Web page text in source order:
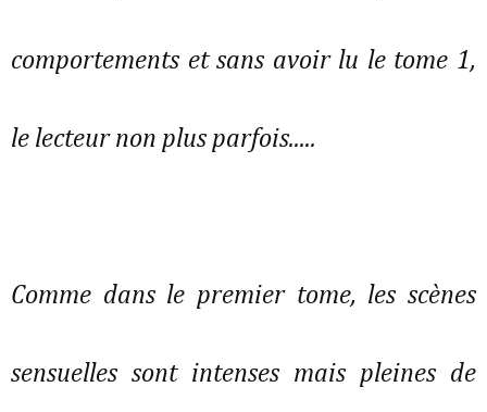
comportements et sans avoir lu le tome 1,
le lecteur non plus parfois.....
Comme dans le premier tome, les scènes
sensuelles sont intenses mais pleines de